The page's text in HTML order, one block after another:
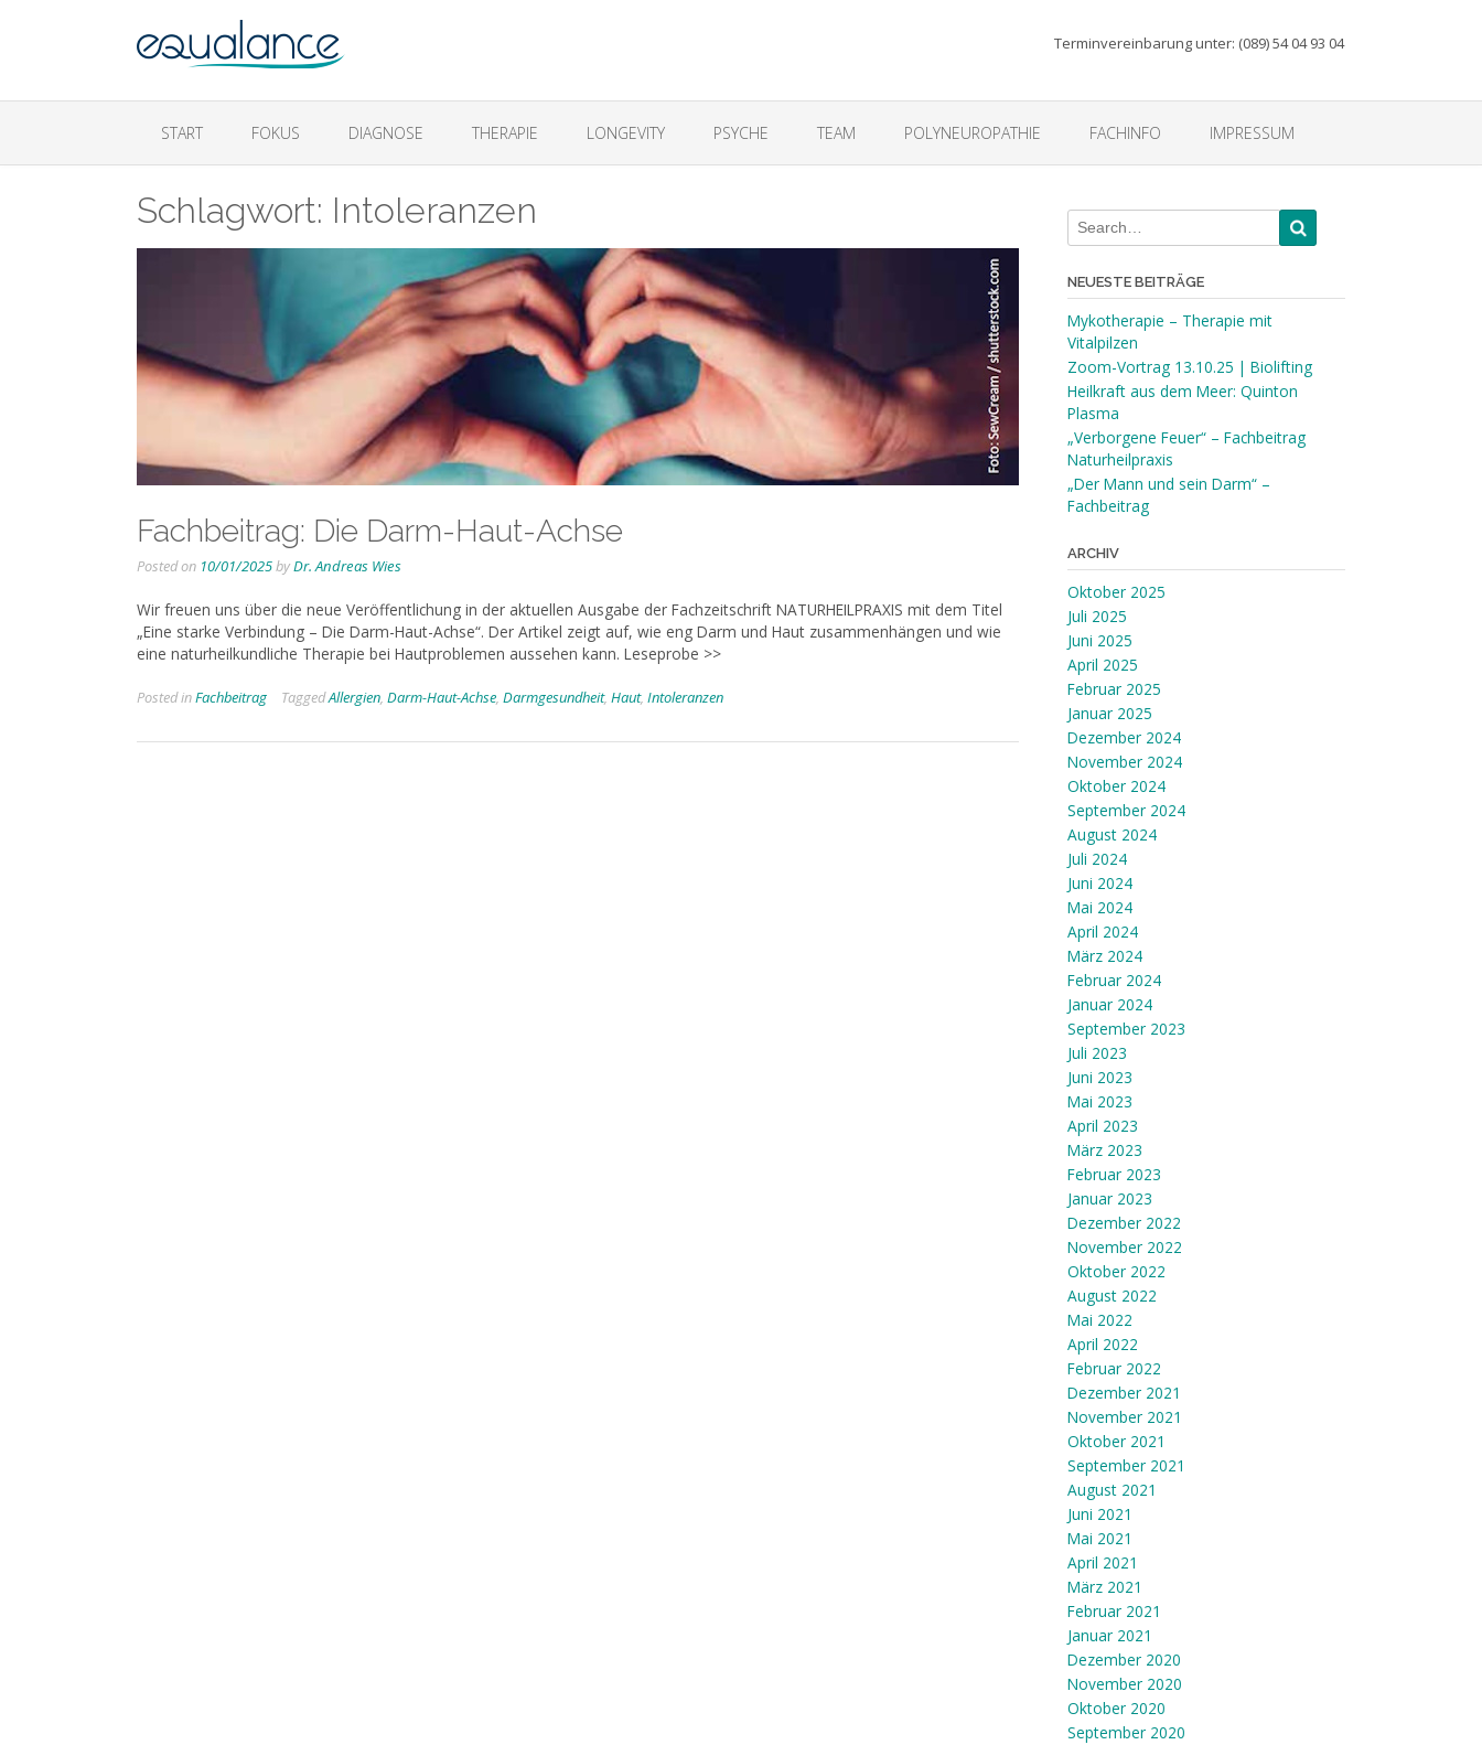
Terminvereinbarung unter: (089) 54 04 93 04
START FOKUS DIAGNOSE THERAPIE LONGEVITY PSYCHE TEAM POLYNEUROPATHIE FACHINFO IMPRESSUM
Schlagwort: Intoleranzen
Fachbeitrag: Die Darm-Haut-Achse
Posted on 10/01/2025byDr. Andreas Wies
Wir freuen uns über die neue Veröffentlichung in der aktuellen Ausgabe der Fachzeitschrift NATURHEILPRAXIS mit dem Titel
„Eine starke Verbindung – Die Darm-Haut-Achse“. Der Artikel zeigt auf, wie eng Darm und Haut zusammenhängen und wie
eine naturheilkundliche Therapie bei Hautproblemen aussehen kann. Leseprobe >>
Posted inFachbeitrag TaggedAllergien, Darm-Haut-Achse, Darmgesundheit, Haut, Intoleranzen
NEUESTE BEITRÄGE
Mykotherapie – Therapie mit
Vitalpilzen
Zoom-Vortrag 13.10.25 | Biolifting
Heilkraft aus dem Meer: Quinton
Plasma
„Verborgene Feuer“ – Fachbeitrag
Naturheilpraxis
„Der Mann und sein Darm“ –
Fachbeitrag
ARCHIV
Oktober 2025
Juli 2025
Juni 2025
April 2025
Februar 2025
Januar 2025
Dezember 2024
November 2024
Oktober 2024
September 2024
August 2024
Juli 2024
Juni 2024
Mai 2024
April 2024
März 2024
Februar 2024
Januar 2024
September 2023
Juli 2023
Juni 2023
Mai 2023
April 2023
März 2023
Februar 2023
Januar 2023
Dezember 2022
November 2022
Oktober 2022
August 2022
Mai 2022
April 2022
Februar 2022
Dezember 2021
November 2021
Oktober 2021
September 2021
August 2021
Juni 2021
Mai 2021
April 2021
März 2021
Februar 2021
Januar 2021
Dezember 2020
November 2020
Oktober 2020
September 2020